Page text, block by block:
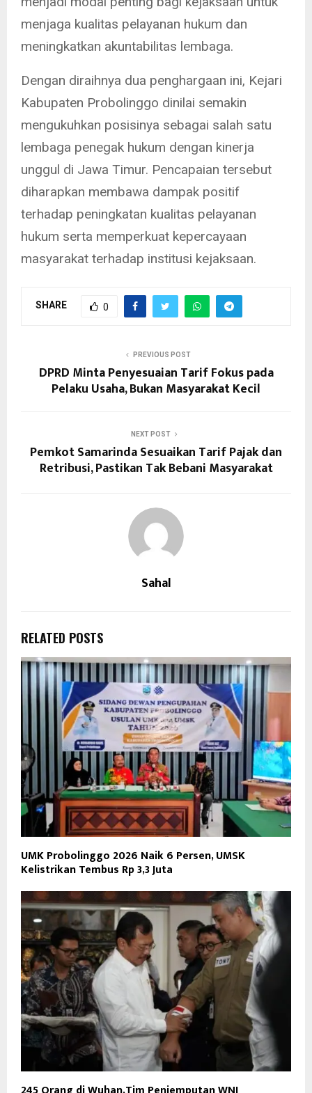
menjaga kualitas pelayanan hukum dan
meningkatkan akuntabilitas lembaga.
Dengan diraihnya dua penghargaan ini, Kejari
Kabupaten Probolinggo dinilai semakin
mengukuhkan posisinya sebagai salah satu
lembaga penegak hukum dengan kinerja
unggul di Jawa Timur. Pencapaian tersebut
diharapkan membawa dampak positif
terhadap peningkatan kualitas pelayanan
hukum serta memperkuat kepercayaan
masyarakat terhadap institusi kejaksaan.
SHARE 0
PREVIOUS POST
DPRD Minta Penyesuaian Tarif Fokus pada
Pelaku Usaha, Bukan Masyarakat Kecil
NEXT POST
Pemkot Samarinda Sesuaikan Tarif Pajak dan
Retribusi, Pastikan Tak Bebani Masyarakat
Sahal
RELATED POSTS
UMK Probolinggo 2026 Naik 6 Persen, UMSK
Kelistrikan Tembus Rp 3,3 Juta